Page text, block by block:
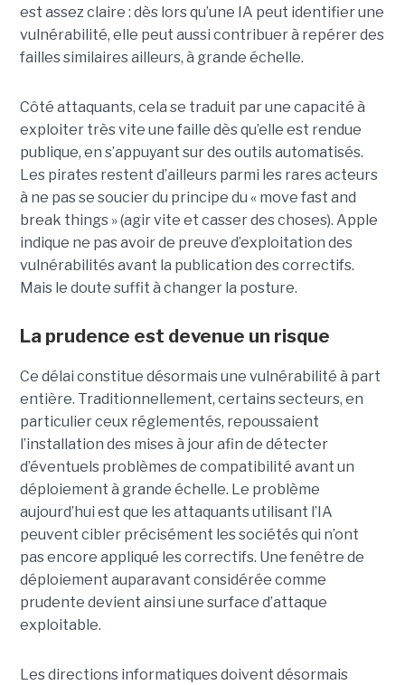
est assez claire : dès lors qu’une IA peut identifier une
vulnérabilité, elle peut aussi contribuer à repérer des
failles similaires ailleurs, à grande échelle.
Côté attaquants, cela se traduit par une capacité à
exploiter très vite une faille dès qu’elle est rendue
publique, en s’appuyant sur des outils automatisés.
Les pirates restent d’ailleurs parmi les rares acteurs
à ne pas se soucier du principe du « move fast and
break things » (agir vite et casser des choses). Apple
indique ne pas avoir de preuve d’exploitation des
vulnérabilités avant la publication des correctifs.
Mais le doute suffit à changer la posture.
La prudence est devenue un risque
Ce délai constitue désormais une vulnérabilité à part
entière. Traditionnellement, certains secteurs, en
particulier ceux réglementés, repoussaient
l’installation des mises à jour afin de détecter
d’éventuels problèmes de compatibilité avant un
déploiement à grande échelle. Le problème
aujourd’hui est que les attaquants utilisant l’IA
peuvent cibler précisément les sociétés qui n’ont
pas encore appliqué les correctifs. Une fenêtre de
déploiement auparavant considérée comme
prudente devient ainsi une surface d’attaque
exploitable.
Les directions informatiques doivent désormais